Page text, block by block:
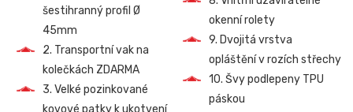
šestihranný profil Ø
45mm
2. Transportní vak na
kolečkách ZDARMA
3. Velké pozinkované
kovové patky k ukotvení
okenní rolety
9. Dvojitá vrstva
opláštění v rozích střechy
10. Švy podlepeny TPU
páskou